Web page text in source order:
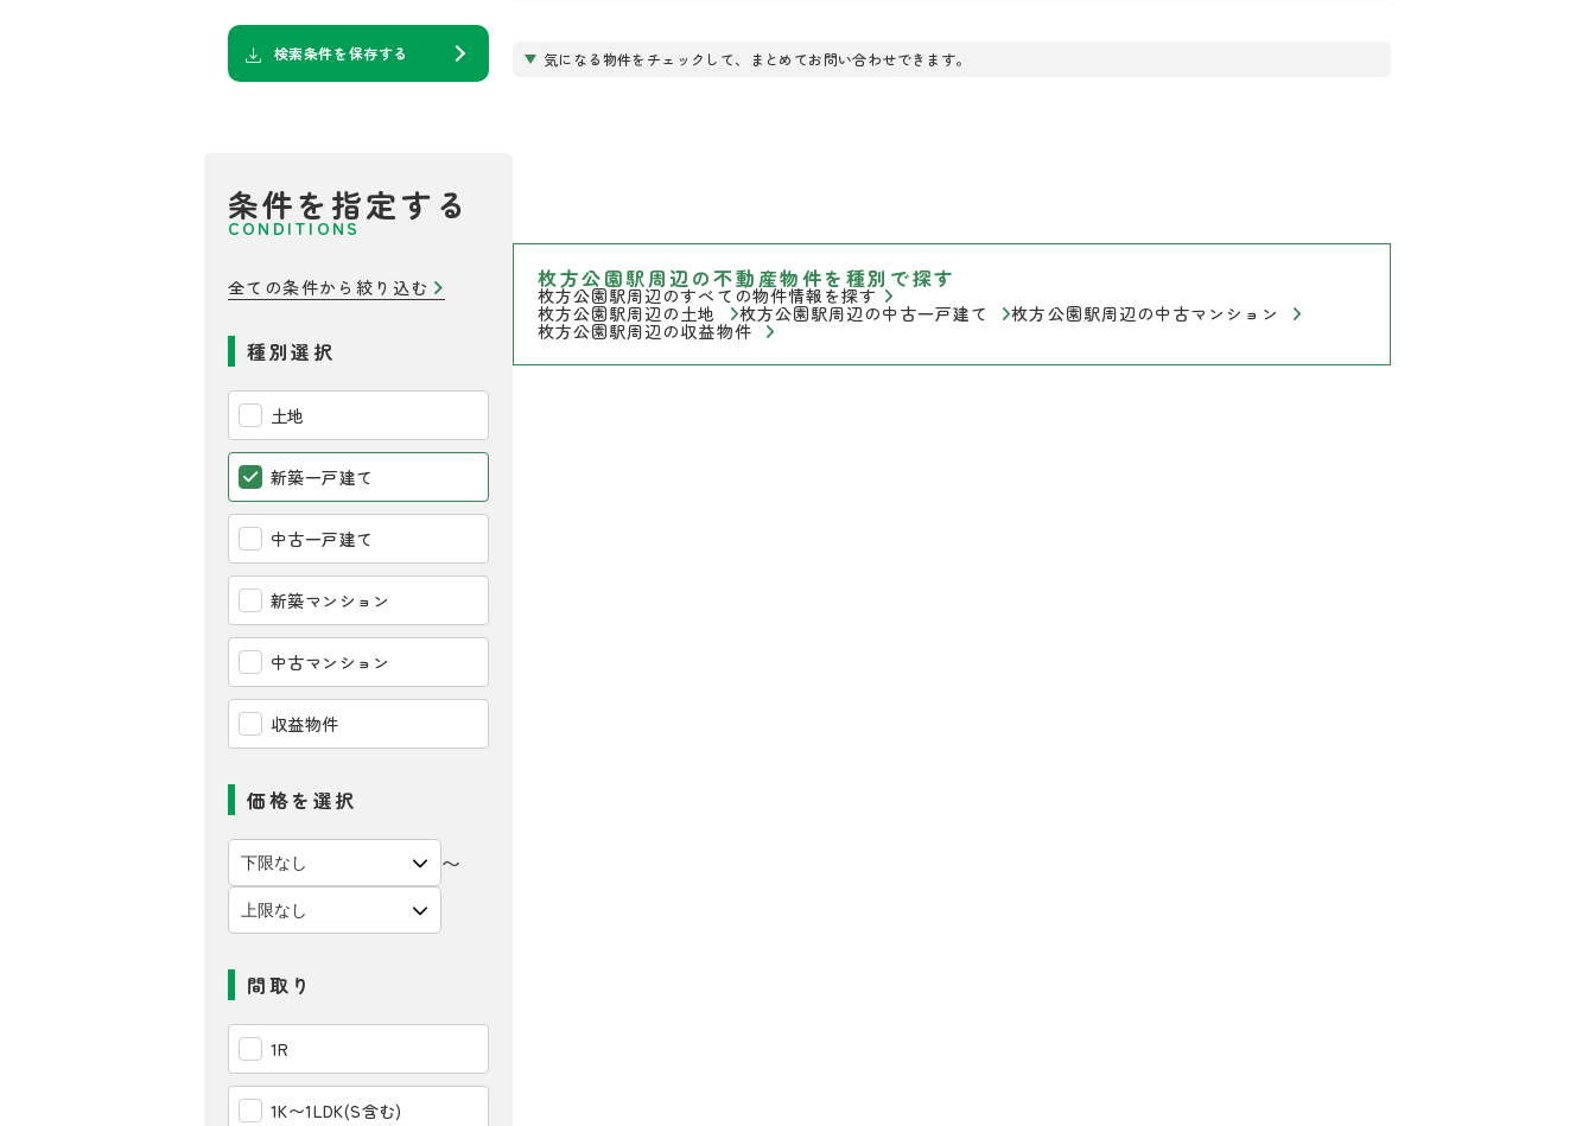
気になる物件をチェックして、まとめてお問い合わせできます。
枚方公園駅周辺の不動産物件を種別で探す
枚方公園駅周辺のすべての物件情報を探す
枚方公園駅周辺の土地 枚方公園駅周辺の中古一戸建て 枚方公園駅周辺の中古マンション
枚方公園駅周辺の収益物件
検索条件を保存する
条件を指定する
CONDITIONS
全ての条件から絞り込む
種別選択
土地
新築一戸建て
中古一戸建て
新築マンション
中古マンション
収益物件
価格を選択
〜
間取り
1R
1K〜1LDK(S含む)